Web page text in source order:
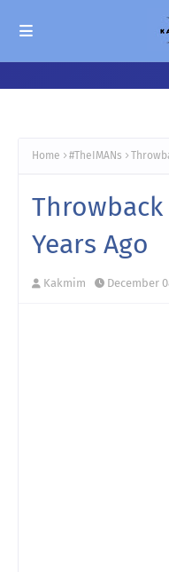
Home #TheIMANs
Throwback
Years Ago
Kakmim December